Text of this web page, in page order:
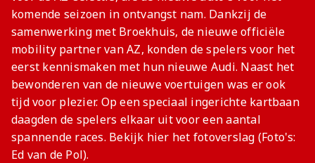
BUSINESS
TICKETS
Bestel nu je
seizoenkaart
AZ Clubkaart
Nieuws
Gaal
Events
Laatste
Nieuws
AZ 1
AZ
Vrouwen
Jong
AZ
AZ
Seizoenkaart
Nieuws
Selectie
Wedstrijden
AZ Vrouwen
AZ Vrouwen
Seizoenkaart
Nieuws
Selectie
Wedstrijden
Jong AZ
Jong AZ
Seizoenkaart
Nieuws
Selectie
Wedstrijden
AZ Jeugd
Jongens
Onder 19
Onder 17
Onder 16
Onder 15
Onder 14
Onder 13
Onder 12
Jong AZ
Vrouwen
Onder 17
Onder 16
Historie
Prijzenkast
Jaarrekening
Media
Onze cultuur
AFAS Stadion
Grand Café Van
Gaal
Praktische
informatie
Juniorclubs
Lid worden
Evenementen
De vriendjes
van AZ
Kinderfeestje
Victor
Nieuws
AZ
Foundation
Over de
foundation
Nieuws
Vacatures
Over de AZ
Jeugdopleiding
Youth League
Voetbalschool
AFAS
Trainingscomplex
Nieuws
LOG IN
komende seizoen in ontvangst nam. Dankzij de
samenwerking met Broekhuis, de nieuwe officiële
mobility partner van AZ, konden de spelers voor het
eerst kennismaken met hun nieuwe Audi. Naast het
bewonderen van de nieuwe voertuigen was er ook
tijd voor plezier. Op een speciaal ingerichte kartbaan
daagden de spelers elkaar uit voor een aantal
spannende races. Bekijk hier het fotoverslag (Foto's:
Ed van de Pol).